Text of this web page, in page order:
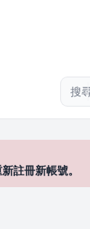
註冊新帳號。